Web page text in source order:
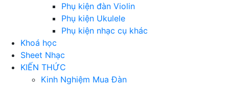
Phụ kiện đàn Violin
Phụ kiện Ukulele
Phụ kiện nhạc cụ khác
Khoá học
Sheet Nhạc
KIẾN THỨC
Kinh Nghiệm Mua Đàn